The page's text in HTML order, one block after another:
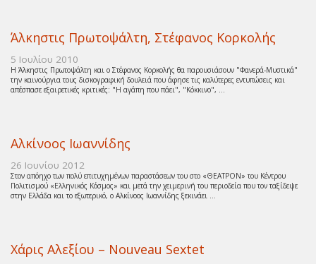
Άλκηστις Πρωτοψάλτη, Στέφανος Κορκολής
5 Ιουλίου 2010
Η Άλκηστις Πρωτοψάλτη και ο Στέφανος Κορκολής θα παρουσιάσουν "Φανερά-Μυστικά"
την καινούργια τους δισκογραφική δουλειά που άφησε τις καλύτερες εντυπώσεις και
απέσπασε εξαιρετικές κριτικές: "Η αγάπη που πάει", "Κόκκινο", ...
Αλκίνοος Ιωαννίδης
26 Ιουνίου 2012
Στον απόηχο των πολύ επιτυχημένων παραστάσεων του στο «ΘΕΑΤΡΟΝ» του Κέντρου
Πολιτισμού «Ελληνικός Κόσμος» και μετά την χειμερινή του περιοδεία που τον ταξίδεψε
στην Ελλάδα και το εξωτερικό, ο Αλκίνοος Ιωαννίδης ξεκινάει ...
Χάρις Αλεξίου – Nouveau Sextet